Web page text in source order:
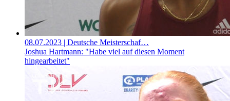
08.07.2023 | Deutsche Meisterschaf…
Joshua Hartmann: "Habe viel auf diesen Moment
hingearbeitet"